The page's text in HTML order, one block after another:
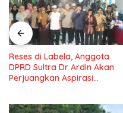
Reses di Labela, Anggota
DPRD Sultra Dr Ardin Akan
Perjuangkan Aspirasi